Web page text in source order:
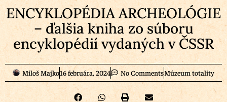
ENCYKLOPÉDIA ARCHEOLÓGIE
– ďalšia kniha zo súboru
encyklopédií vydaných v ČSSR
Miloš Majko16 februára, 2024 No CommentsMúzeum totality